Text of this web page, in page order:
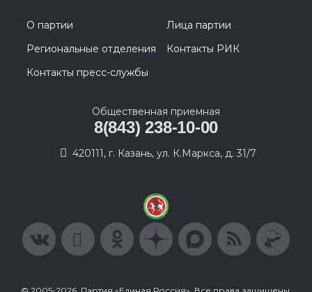
О партии
Лица партии
Региональные отделения
Контакты РИК
Контакты пресс-службы
Общественная приемная
8(843) 238-10-00
420111, г. Казань, ул. К.Маркса, д. 31/7